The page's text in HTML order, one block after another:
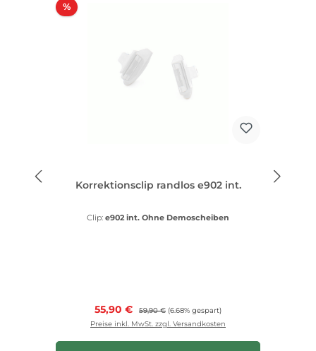
%Rabatt
Korrektionsclip randlos e902 int.
Clip: e902 int. Ohne Demoscheiben
Verkaufspreis:
55,90 € Regulärer Preis:
59,90 € (6.68% gespart)
Preise inkl. MwSt. zzgl. Versandkosten